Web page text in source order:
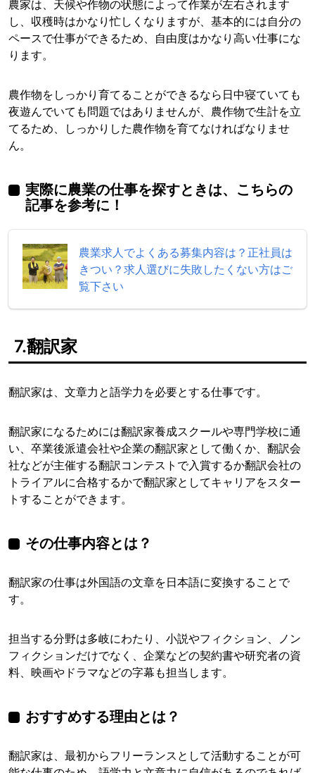
農家は、天候や作物の状態によって作業が左右されます
し、収穫時はかなり忙しくなりますが、基本的には自分の
ペースで仕事ができるため、自由度はかなり高い仕事にな
ります。
農作物をしっかり育てることができるなら日中寝ていても
夜遊んでいても問題ではありませんが、農作物で生計を立
てるため、しっかりした農作物を育てなければなりませ
ん。
実際に農業の仕事を探すときは、こちらの
記事を参考に！
農業求人でよくある募集内容は？正社員は
きつい？求人選びに失敗したくない方はご
覧下さい
7.翻訳家
翻訳家は、文章力と語学力を必要とする仕事です。
翻訳家になるためには翻訳家養成スクールや専門学校に通
い、卒業後派遣会社や企業の翻訳家として働くか、翻訳会
社などが主催する翻訳コンテストで入賞するか翻訳会社の
トライアルに合格するかで翻訳家としてキャリアをスター
トすることができます。
その仕事内容とは？
翻訳家の仕事は外国語の文章を日本語に変換することで
す。
担当する分野は多岐にわたり、小説やフィクション、ノン
フィクションだけでなく、企業などの契約書や研究者の資
料、映画やドラマなどの字幕も担当します。
おすすめする理由とは？
翻訳家は、最初からフリーランスとして活動することが可